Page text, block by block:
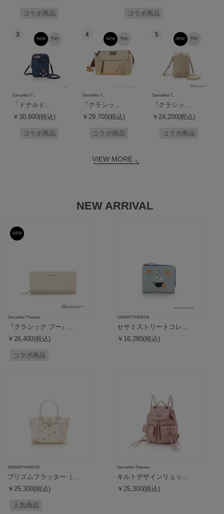
コラボ商品 コラボ商品
3
予約
NEW
Samantha T...
「ドナルド...
￥30,800(税込)
コラボ商品
4
予約
NEW
Samantha T...
『クラシッ...
￥29,700(税込)
コラボ商品
5
予約
NEW
Samantha T...
『クラシッ...
￥24,200(税込)
コラボ商品
VIEW MORE
NEW ARRIVAL
予約
NEW
Samantha Thavasa
『クラシック プー』...
￥26,400(税込)
コラボ商品
SAMANTHAVEGA
セサミストリートコレ...
￥16,280(税込)
SAMANTHAVEGA
プリズムフラッター（...
￥25,300(税込)
人気商品
Samantha Thavasa
キルトデザインリュッ...
￥25,300(税込)